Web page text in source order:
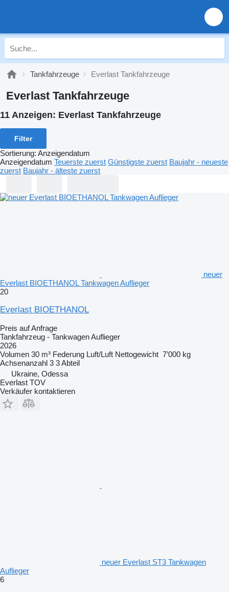
Tankfahrzeuge Everlast Tankfahrzeuge
Everlast Tankfahrzeuge
11 Anzeigen: Everlast Tankfahrzeuge
Filter
Sortierung: Anzeigendatum
Anzeigendatum Teuerste zuerst Günstigste zuerst Baujahr - neueste
zuerst Baujahr - älteste zuerst
neuer
Everlast BIOETHANOL Tankwagen Auflieger
20
Everlast BIOETHANOL
Preis auf Anfrage
Tankfahrzeug - Tankwagen Auflieger
2026
Volumen 30 m³ Federung Luft/Luft Nettogewicht 7’000 kg
Achsenanzahl 3 3 Abteil
Ukraine, Odessa
Everlast TOV
Verkäufer kontaktieren
neuer Everlast ST3 Tankwagen
Auflieger
6